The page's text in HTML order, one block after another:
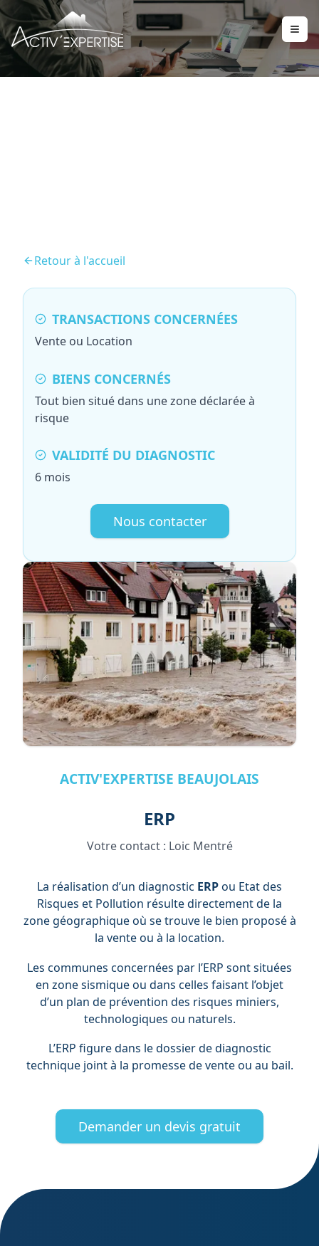
Retour à l'accueil
TRANSACTIONS CONCERNÉES
Vente ou Location
BIENS CONCERNÉS
Tout bien situé dans une zone déclarée à
risque
VALIDITÉ DU DIAGNOSTIC
6 mois
Nous contacter
ACTIV'EXPERTISE BEAUJOLAIS
ERP
Votre contact : Loic Mentré
La réalisation d’un diagnostic ERPou Etat des
Risques et Pollution résulte directement de la
zone géographique où se trouve le bien proposé à
la vente ou à la location.
Les communes concernées par l’ERP sont situées
en zone sismique ou dans celles faisant l’objet
d’un plan de prévention des risques miniers,
technologiques ou naturels.
L’ERP figure dans le dossier de diagnostic
technique joint à la promesse de vente ou au bail.
Demander un devis gratuit